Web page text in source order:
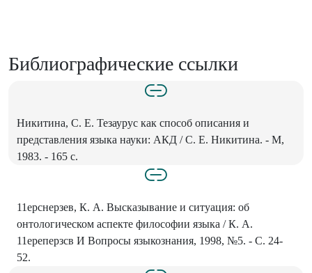
Библиографические ссылки
Никитина, С. Е. Тезаурус как способ описания и
представления языка науки: АКД / С. Е. Никитина. - М,
1983. - 165 с.
11ерснерзев, К. А. Высказывание и ситуация: об
онтологическом аспекте философии языка / К. А.
11ереперзсв И Вопросы языкознания, 1998, №5. - С. 24-
52.